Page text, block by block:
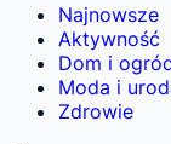
Najnowsze
Aktywność
Dom i
Moda i
Zdrowie